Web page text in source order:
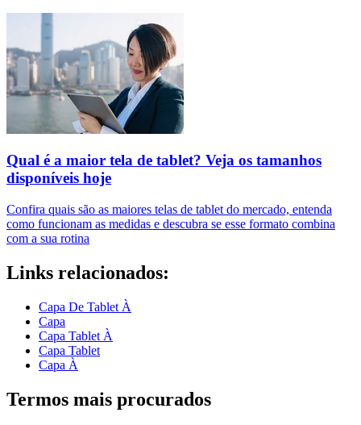
Qual é a maior tela de tablet? Veja os tamanhos
disponíveis hoje
Confira quais são as maiores telas de tablet do mercado, entenda
como funcionam as medidas e descubra se esse formato combina
com a sua rotina
Links relacionados:
Capa De Tablet À
Capa
Capa Tablet À
Capa Tablet
Capa À
Termos mais procurados